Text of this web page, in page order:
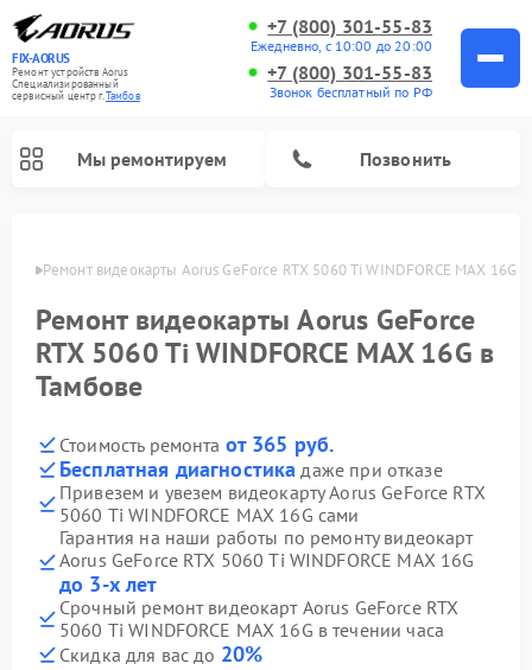
FIX-AORUS
Ремонт устройств Aorus
Специализированный
cервисный центр г.Тамбов
+7 (800) 301-55-83
Ежедневно, с 10:00 до 20:00
+7 (800) 301-55-83
Звонок бесплатный по РФ
Мы ремонтируем Позвонить
Ремонт видеокарты Aorus GeForce RTX 5060 Ti WINDFORCE MAX 16G
Ремонт видеокарты Aorus GeForce
RTX 5060 Ti WINDFORCE MAX 16G в
Тамбове
Стоимость ремонта от 365 руб.
Бесплатная диагностика даже при отказе
Привезем и увезем видеокарту Aorus GeForce RTX
5060 Ti WINDFORCE MAX 16G сами
Гарантия на наши работы по ремонту видеокарт
Aorus GeForce RTX 5060 Ti WINDFORCE MAX 16G
до 3-х лет
Срочный ремонт видеокарт Aorus GeForce RTX
5060 Ti WINDFORCE MAX 16G в течении часа
Скидка для вас до 20%